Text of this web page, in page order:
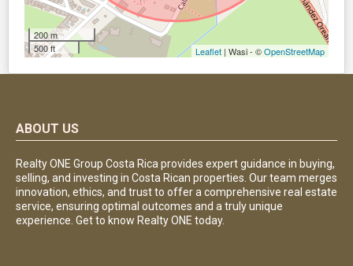
200 m
500 ft
Leaflet | Wasi - ©OpenStreetMap
ABOUT US
Realty ONE Group Costa Rica provides expert guidance in buying,
selling, and investing in Costa Rican properties. Our team merges
innovation, ethics, and trust to offer a comprehensive real estate
service, ensuring optimal outcomes and a truly unique
experience. Get to know Realty ONE today.